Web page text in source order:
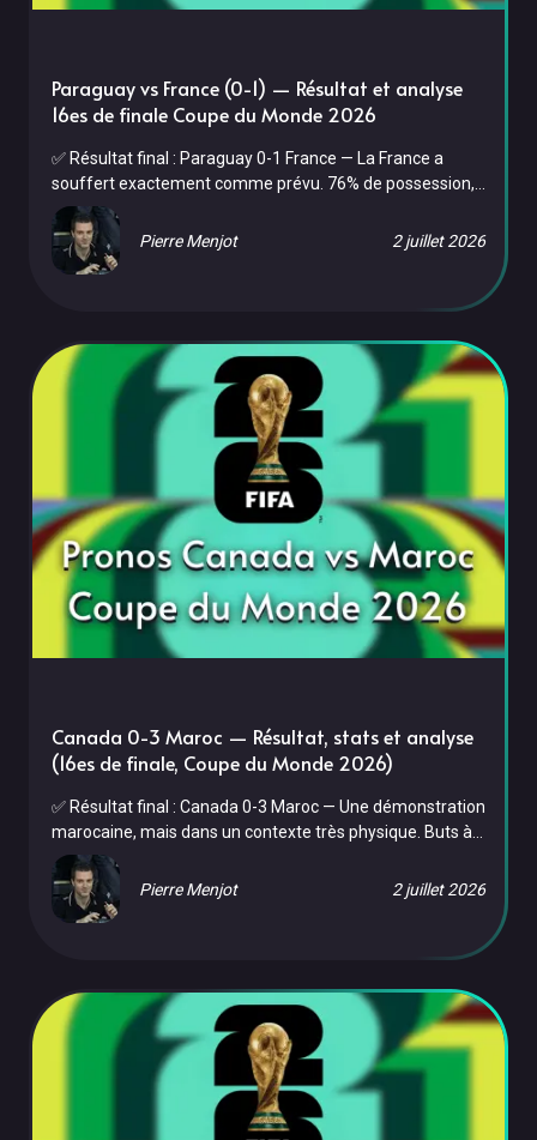
Paraguay vs France (0-1) — Résultat et analyse
16es de finale Coupe du Monde 2026
✅ Résultat final : Paraguay 0-1 France — La France a
souffert exactement comme prévu. 76% de possession,
15 tirs, 12 corners — et un seul but à la 70e. Le Paraguay,
héroïque avec Orlando Gill (3 arrêts), a résisté pendant 70
minutes avant de céder. Trois cartons jaunes français
Pierre Menjot 2 juillet 2026
Canada 0-3 Maroc — Résultat, stats et analyse
(16es de finale, Coupe du Monde 2026)
✅ Résultat final : Canada 0-3 Maroc — Une démonstration
marocaine, mais dans un contexte très physique. Buts à
la 50e, 82e et 90e, 8 cartons jaunes au total, 3 blessures
côté marocain. Le Maroc file en quarts de finale et
affrontera la France le 9 juillet à 22h00 (heure française)
Maroc a confirmé sa maîtrise défensive et son efficacité
Pierre Menjot 2 juillet 2026